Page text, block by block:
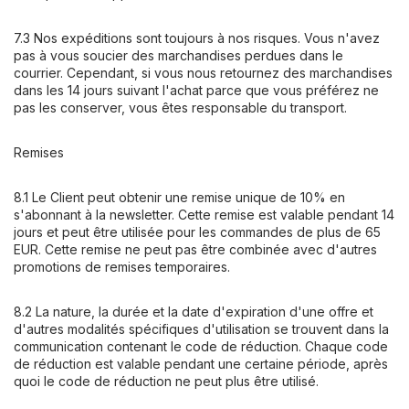
7.3 Nos expéditions sont toujours à nos risques. Vous n'avez
pas à vous soucier des marchandises perdues dans le
courrier. Cependant, si vous nous retournez des marchandises
dans les 14 jours suivant l'achat parce que vous préférez ne
pas les conserver, vous êtes responsable du transport.
Remises
8.1 Le Client peut obtenir une remise unique de 10% en
s'abonnant à la newsletter. Cette remise est valable pendant 14
jours et peut être utilisée pour les commandes de plus de 65
EUR. Cette remise ne peut pas être combinée avec d'autres
promotions de remises temporaires.
8.2 La nature, la durée et la date d'expiration d'une offre et
d'autres modalités spécifiques d'utilisation se trouvent dans la
communication contenant le code de réduction. Chaque code
de réduction est valable pendant une certaine période, après
quoi le code de réduction ne peut plus être utilisé.